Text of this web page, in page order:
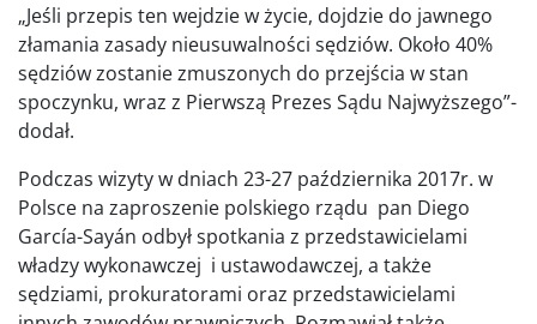
„Jeśli przepis ten wejdzie w życie, dojdzie do jawnego
złamania zasady nieusuwalności sędziów. Około 40%
sędziów zostanie zmuszonych do przejścia w stan
spoczynku, wraz z Pierwszą Prezes Sądu Najwyższego”-
dodał.
Podczas wizyty w dniach 23-27 października 2017r. w
Polsce na zaproszenie polskiego rządu pan Diego
García-Sayán odbył spotkania z przedstawicielami
władzy wykonawczej i ustawodawczej, a także
sędziami, prokuratorami oraz przedstawicielami